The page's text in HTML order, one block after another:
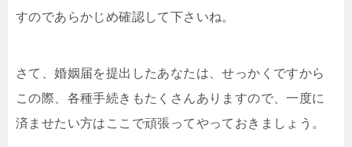
すのであらかじめ確認して下さいね。
さて、婚姻届を提出したあなたは、せっかくですから
この際、各種手続きもたくさんありますので、一度に
済ませたい方はここで頑張ってやっておきましょう。